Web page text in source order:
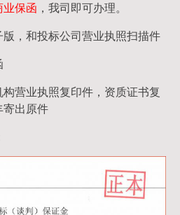
业保函 ，我司即可办理。
版，和投标公司营业执照扫描件
营业执照复印件，资质证书复
寄出原件